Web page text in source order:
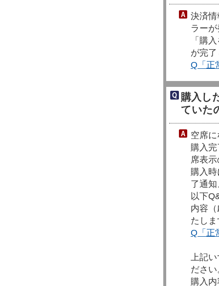
決済
ラー
「購
が完
Q「正
購入し
ていた
空席
購入
席表
購入
了通
以下
内容
たし
Q「正
上記
ださい
購入